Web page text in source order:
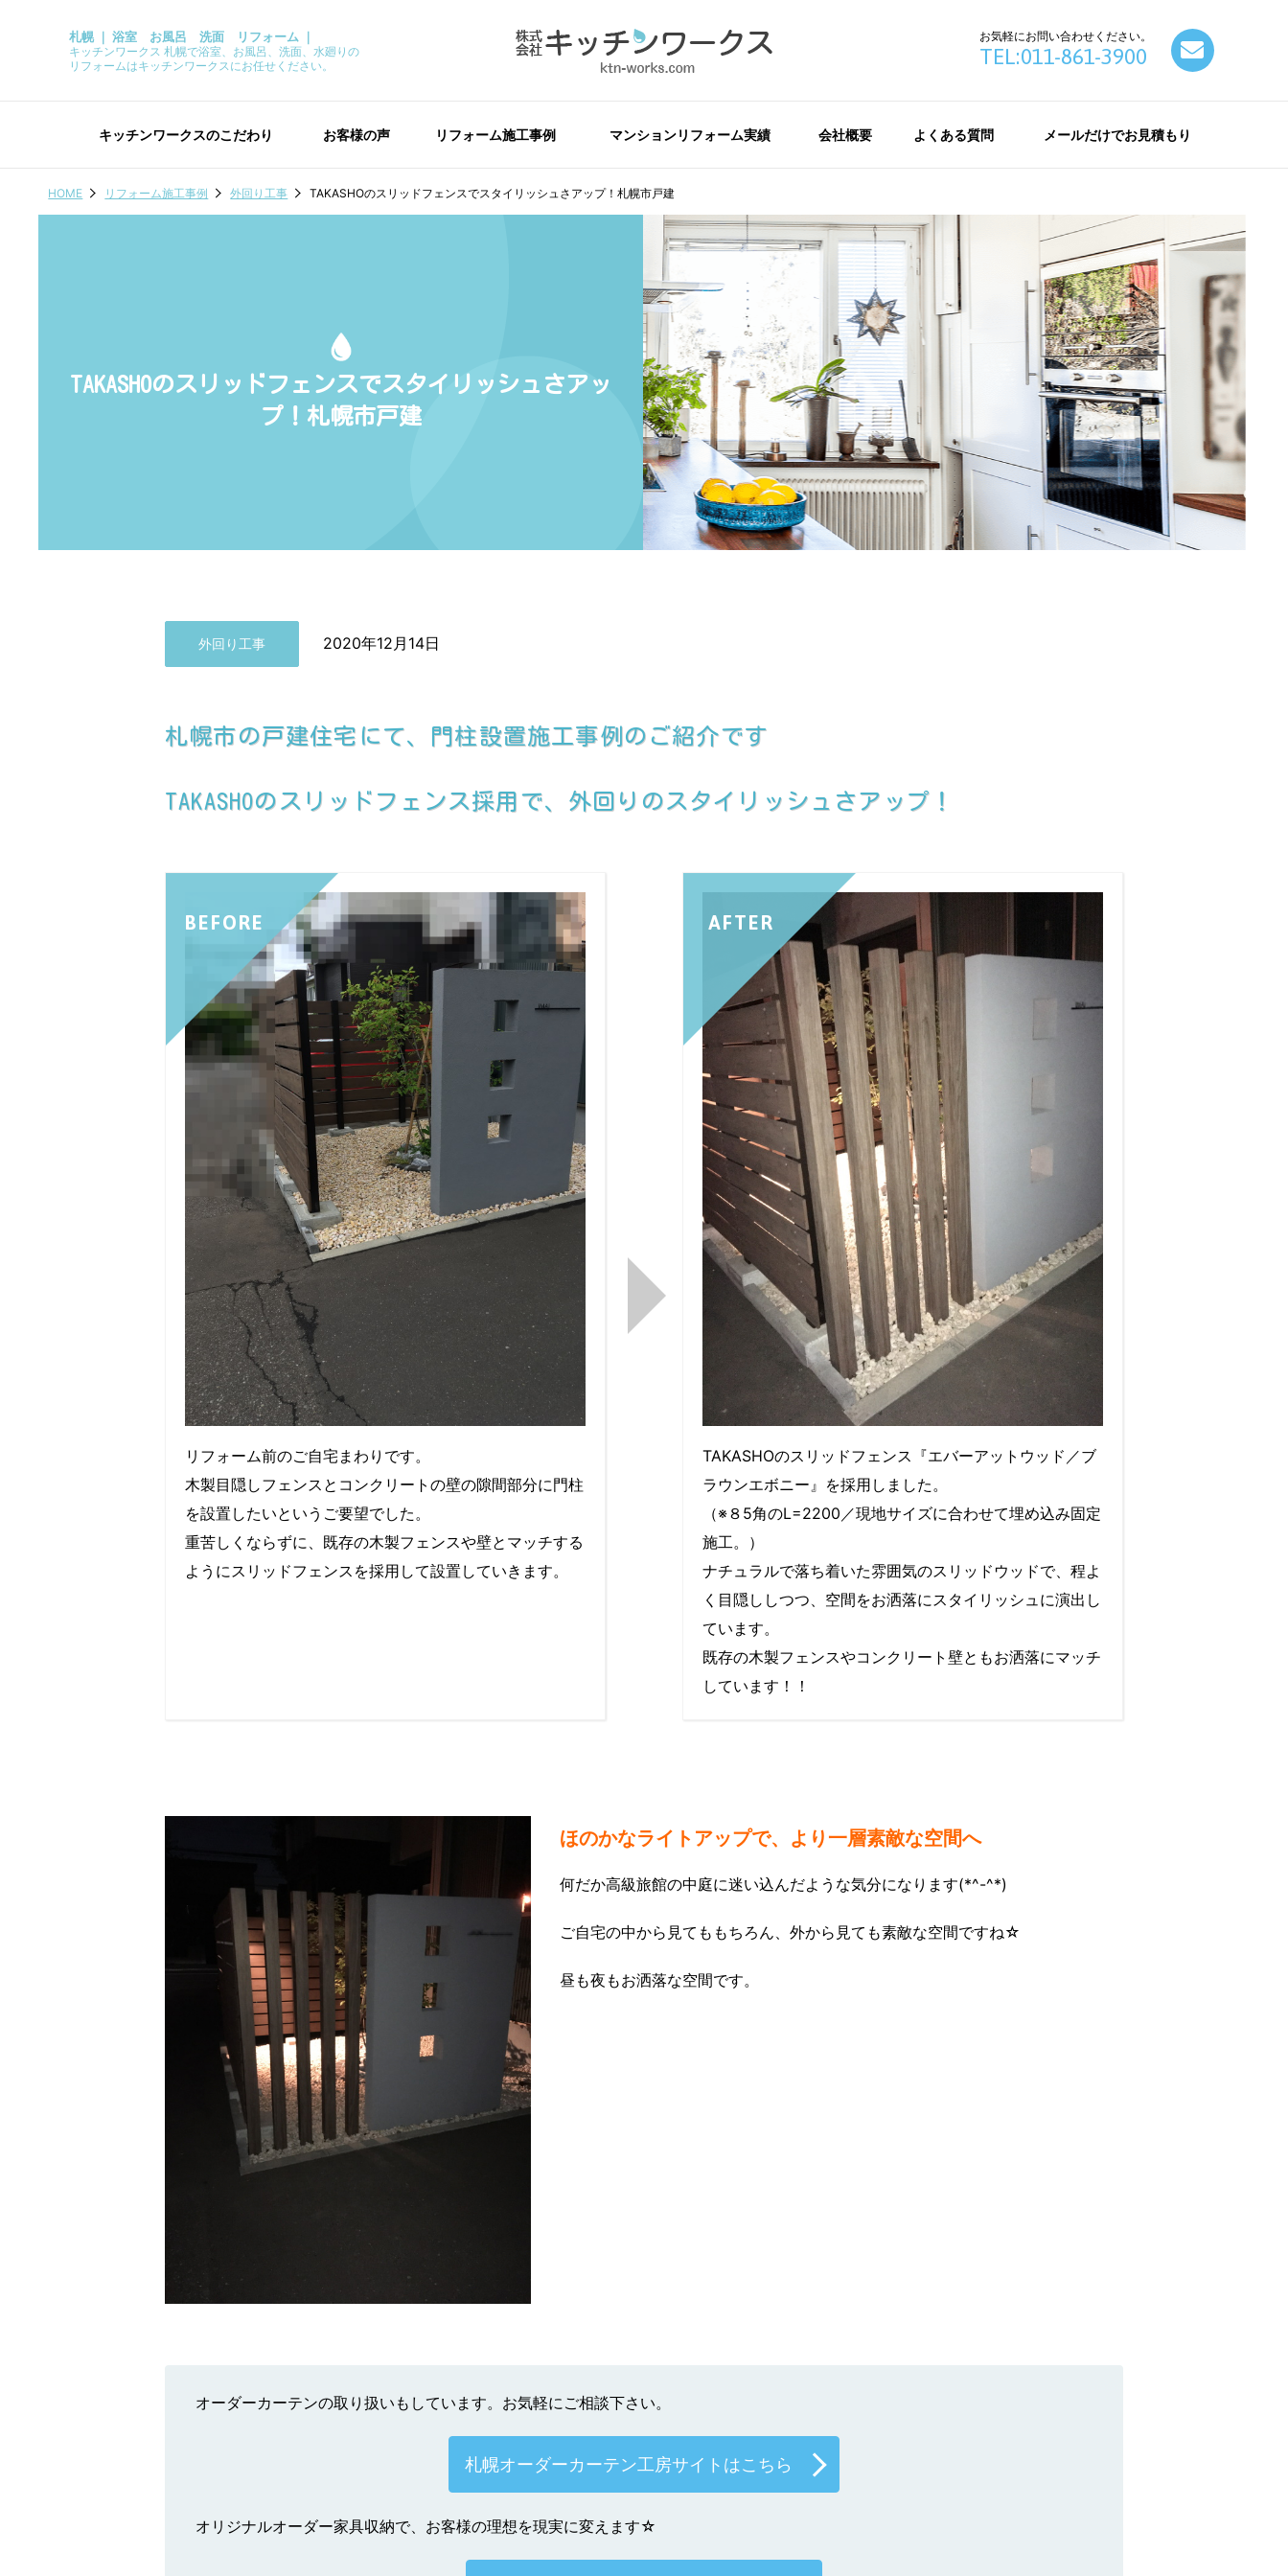
札幌 ｜ 浴室 お風呂 洗面 リフォーム ｜
キッチンワークス 札幌で浴室、お風呂、洗面、水廻りの
リフォームはキッチンワークスにお任せください。
お気軽にお問い合わせください。
TEL:011-861-3900
キッチンワークスのこだわり お客様の声 リフォーム施工事例 マンションリフォーム実績 会社概要 よくある質問 メールだけでお見積もり
HOME リフォーム施工事例 外回り工事 TAKASHOのスリッドフェンスでスタイリッシュさアップ！札幌市戸建
TAKASHOのスリッドフェンスでスタイリッシュさアッ
プ！札幌市戸建
外回り工事 2020年12月14日
札幌市の戸建住宅にて、門柱設置施工事例のご紹介です
TAKASHOのスリッドフェンス採用で、外回りのスタイリッシュさアップ！
BEFORE
リフォーム前のご自宅まわりです。
木製目隠しフェンスとコンクリートの壁の隙間部分に門柱
を設置したいというご要望でした。
重苦しくならずに、既存の木製フェンスや壁とマッチする
ようにスリッドフェンスを採用して設置していきます。
AFTER
TAKASHOのスリッドフェンス『エバーアットウッド／ブ
ラウンエボニー』を採用しました。
（※８5角のL=2200／現地サイズに合わせて埋め込み固定
施工。）
ナチュラルで落ち着いた雰囲気のスリッドウッドで、程よ
く目隠ししつつ、空間をお洒落にスタイリッシュに演出し
ています。
既存の木製フェンスやコンクリート壁ともお洒落にマッチ
しています！！
ほのかなライトアップで、より一層素敵な空間へ
何だか高級旅館の中庭に迷い込んだような気分になります(*^-^*)
ご自宅の中から見てももちろん、外から見ても素敵な空間ですね☆
昼も夜もお洒落な空間です。
オーダーカーテンの取り扱いもしています。お気軽にご相談下さい。
札幌オーダーカーテン工房サイトはこちら
オリジナルオーダー家具収納で、お客様の理想を現実に変えます☆